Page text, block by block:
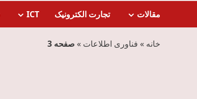
مقالات تجارت الکترونیک ICT
خانه » فناوری اطلاعات » صفحه 3